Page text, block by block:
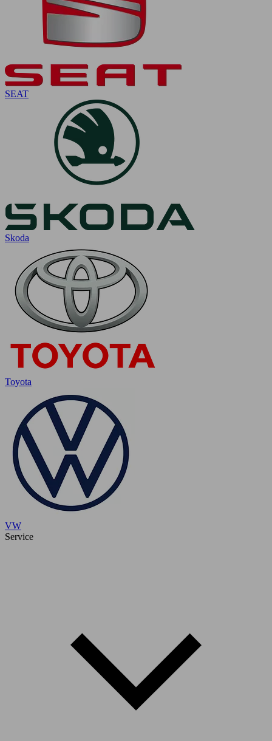
SEAT
Skoda
Toyota
VW
Service